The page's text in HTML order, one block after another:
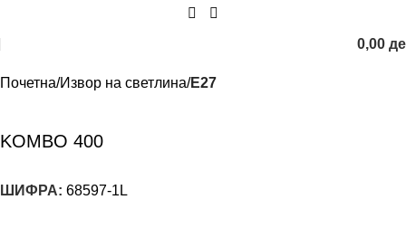
0,00
Почетна Извор на светлина E27
KOMBO 400
ШИФРА: 68597-1L